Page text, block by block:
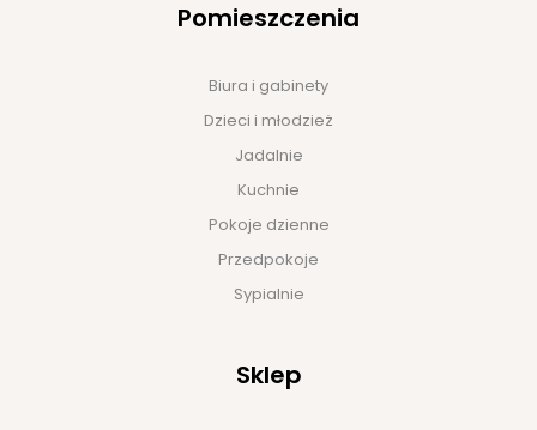
Pomieszczenia
Biura i gabinety
Dzieci i młodzież
Jadalnie
Kuchnie
Pokoje dzienne
Przedpokoje
Sypialnie
Sklep